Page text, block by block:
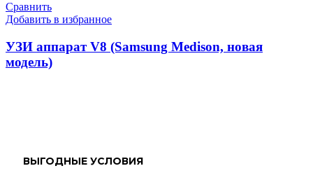
Сравнить
Добавить в избранное
УЗИ аппарат V8 (Samsung Medison, новая
модель)
ВЫГОДНЫЕ УСЛОВИЯ